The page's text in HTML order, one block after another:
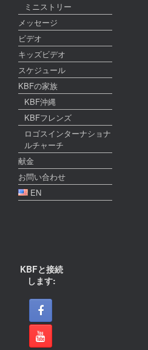
ミニストリー
メッセージ
ビデオ
キッズビデオ
スケジュール
KBFの家族
KBF沖縄
KBFフレンズ
ロゴスインターナショナ
ルチャーチ
献金
お問い合わせ
EN
KBFと接続
します: